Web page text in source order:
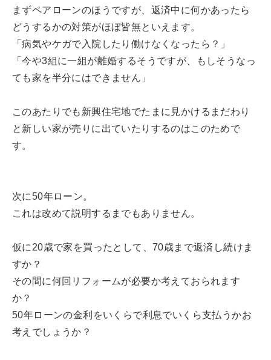
まずペアローンのほうですが、返済中に何かあったら
どうするかの対策がほぼ皆無といえます。
「病気やケガで入院したり働けなくなったら？」
「今や3組に一組が離婚するそうですが、もしそうなっ
ても家を半分にはできません」
このあたりでも新興住宅地でたまに見かけるまだわり
と新しい家が売りに出ていたりするのはこのためで
す。
次に50年ローン。
これは改めて説明するまでもありません。
仮に20歳で家を買ったとして、70歳まで返済し続けま
すか？
その間に何回リフォームが必要か考えておられます
か？
50年ローンの金利をいくらで利息でいくら支払うかお
考えでしょうか？